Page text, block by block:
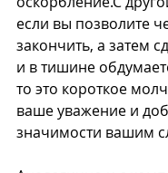
если вы позволите
закончить, а затем
и в тишине
то это короткое
ваше уважение и
значимости вашим